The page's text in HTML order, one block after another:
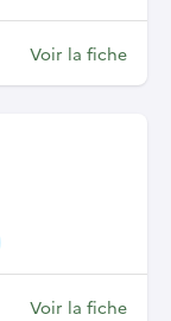
Voir la fiche
Voir la fiche